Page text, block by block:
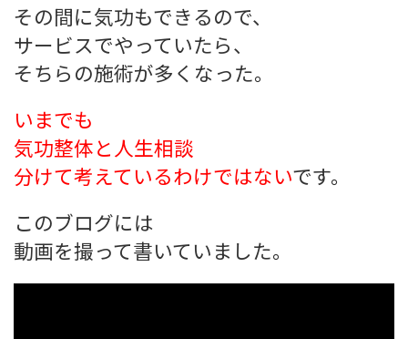
その間に気功もできるので、
サービスでやっていたら、
そちらの施術が多くなった。
いまでも
気功整体と人生相談
分けて考えているわけではないです。
このブログには
動画を撮って書いていました。